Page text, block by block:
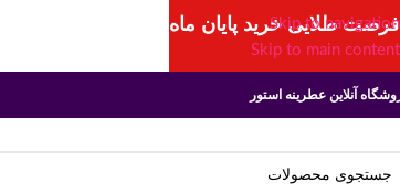
Skip to navigation
Skip to main content
آنلاین عطرینه استور
فرصت طلایی خرید پایان ماه